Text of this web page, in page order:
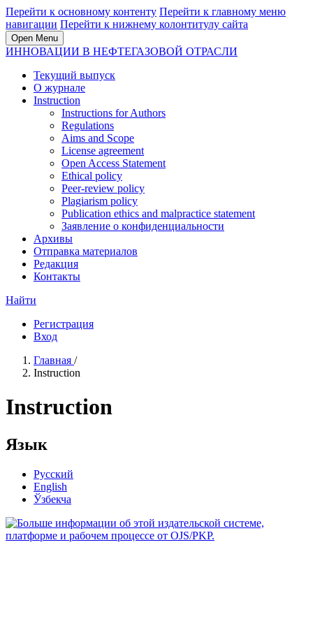
Перейти к основному контенту Перейти к главному меню
навигации Перейти к нижнему колонтитулу сайта
Open Menu
ИННОВАЦИИ В НЕФТЕГАЗОВОЙ ОТРАСЛИ
Текущий выпуск
О журнале
Instruction
Instructions for Authors
Regulations
Aims and Scope
License agreement
Open Access Statement
Ethical policy
Peer-review policy
Plagiarism policy
Publication ethics and malpractice statement
Заявление о конфиденциальности
Архивы
Отправка материалов
Редакция
Контакты
Найти
Регистрация
Вход
Главная /
Instruction
Instruction
Язык
Русский
English
Ўзбекча